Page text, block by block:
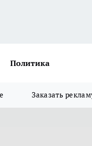
Политика
Заказать